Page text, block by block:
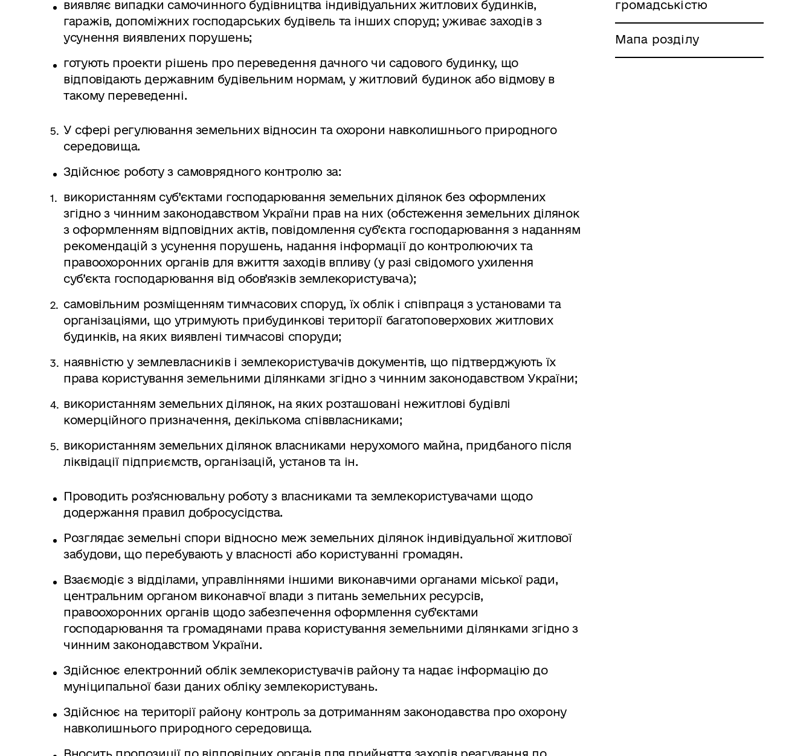
виявляє випадки самочинного будівництва індивідуальних житлових будинків,
гаражів, допоміжних господарських будівель та інших споруд; уживає заходів з
усунення виявлених порушень;
готують проекти рішень про переведення дачного чи садового будинку, що
відповідають державним будівельним нормам, у житловий будинок або відмову в
такому переведенні.
У сфері регулювання земельних відносин та охорони навколишнього природного
середовища.
Здійснює роботу з самоврядного контролю за:
використанням суб’єктами господарювання земельних ділянок без оформлених
згідно з чинним законодавством України прав на них (обстеження земельних ділянок
з оформленням відповідних актів, повідомлення суб’єкта господарювання з наданням
рекомендацій з усунення порушень, надання інформації до контролюючих та
правоохоронних органів для вжиття заходів впливу (у разі свідомого ухилення
суб’єкта господарювання від обов’язків землекористувача);
самовільним розміщенням тимчасових споруд, їх облік і співпраця з установами та
організаціями, що утримують прибудинкові території багатоповерхових житлових
будинків, на яких виявлені тимчасові споруди;
наявністю у землевласників і землекористувачів документів, що підтверджують їх
права користування земельними ділянками згідно з чинним законодавством України;
використанням земельних ділянок, на яких розташовані нежитлові будівлі
комерційного призначення, декількома співвласниками;
використанням земельних ділянок власниками нерухомого майна, придбаного після
ліквідації підприємств, організацій, установ та ін.
Проводить роз’яснювальну роботу з власниками та землекористувачами щодо
додержання правил добросусідства.
Розглядає земельні спори відносно меж земельних ділянок індивідуальної житлової
забудови, що перебувають у власності або користуванні громадян.
Взаємодіє з відділами, управліннями іншими виконавчими органами міської ради,
центральним органом виконавчої влади з питань земельних ресурсів,
правоохоронних органів щодо забезпечення оформлення суб’єктами
господарювання та громадянами права користування земельними ділянками згідно з
чинним законодавством України.
Здійснює електронний облік землекористувачів району та надає інформацію до
муніципальної бази даних обліку землекористувань.
Здійснює на території району контроль за дотриманням законодавства про охорону
навколишнього природного середовища.
громадськістю
Мапа розділу